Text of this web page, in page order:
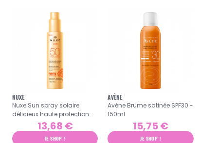
NUXE
Nuxe Sun spray solaire
délicieux haute protection
visage et corps SPF50 -
150ml
13,68 €
JE SHOP !
AVÈNE
Avène Brume satinée SPF30 -
150ml
15,75 €
JE SHOP !